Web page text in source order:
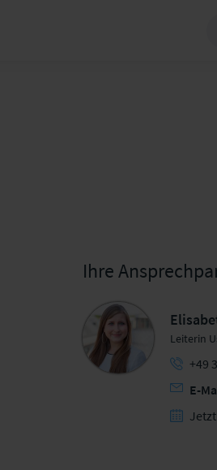
Ihre
Leiterin
+49
E-